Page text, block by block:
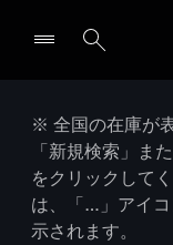
※ 全国の在庫が
「新規検索」ま
をクリックして
は、「…」アイ
示されます。